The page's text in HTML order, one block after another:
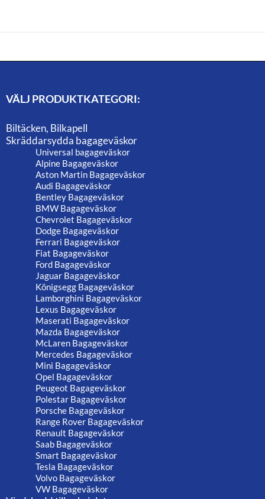
VÄLJ PRODUKTKATEGORI:
Biltäcken, Bilkapell
Skräddarsydda bagageväskor
Universal bagageväskor
Alpine Bagageväskor
Aston Martin Bagageväskor
Audi Bagageväskor
Bentley Bagageväskor
BMW Bagageväskor
Chevrolet Bagageväskor
Dodge Bagageväskor
Ferrari Bagageväskor
Fiat Bagageväskor
Ford Bagageväskor
Jaguar Bagageväskor
Königsegg Bagageväskor
Lamborghini Bagageväskor
Lexus Bagageväskor
Maserati Bagageväskor
Mazda Bagageväskor
McLaren Bagageväskor
Mercedes Bagageväskor
Mini Bagageväskor
Opel Bagageväskor
Peugeot Bagageväskor
Polestar Bagageväskor
Porsche Bagageväskor
Range Rover Bagageväskor
Renault Bagageväskor
Saab Bagageväskor
Smart Bagageväskor
Tesla Bagageväskor
Volvo Bagageväskor
VW Bagageväskor